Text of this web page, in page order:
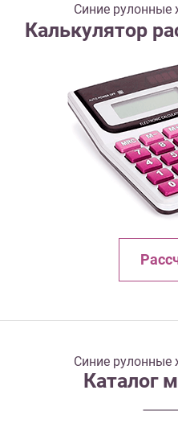
Синие
Калькулятор
Синие
Каталог